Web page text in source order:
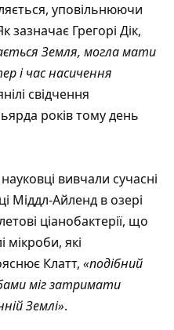
уповільнюючи
зазначає Грегорі Дік,
Земля, могла мати
і час насичення
свідчення
років тому день
вивчали сучасні
Міддл-Айленд в озері
ціанобактерії, що
мікроби, які
Клатт, «подібний
міг затримати
Землі».